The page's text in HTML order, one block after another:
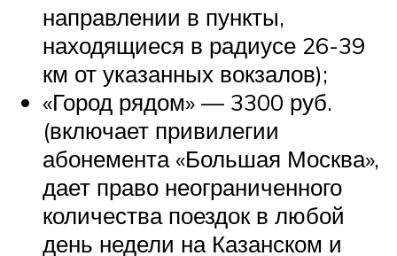
направлении в пункты,
находящиеся в радиусе 26-39
км от указанных вокзалов);
«Город рядом» — 3300 руб.
(включает привилегии
абонемента «Большая Москва»,
дает право неограниченного
количества поездок в любой
день недели на Казанском и